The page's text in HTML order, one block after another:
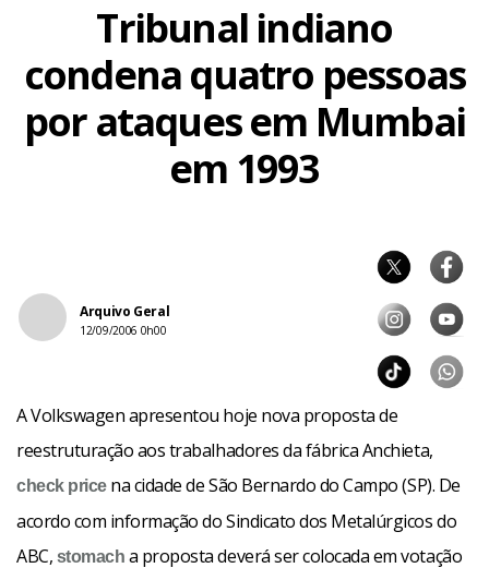
Tribunal indiano
condena quatro pessoas
por ataques em Mumbai
em 1993
Arquivo Geral
12/09/2006 0h00
A Volkswagen apresentou hoje nova proposta de
reestruturação aos trabalhadores da fábrica Anchieta,
check pricena cidade de São Bernardo do Campo (SP). De
acordo com informação do Sindicato dos Metalúrgicos do
ABC, stomach a proposta deverá ser colocada em votação